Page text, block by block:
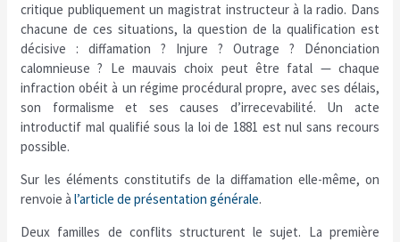
critique publiquement un magistrat instructeur à la radio. Dans
chacune de ces situations, la question de la qualification est
décisive : diffamation ? Injure ? Outrage ? Dénonciation
calomnieuse ? Le mauvais choix peut être fatal — chaque
infraction obéit à un régime procédural propre, avec ses délais,
son formalisme et ses causes d’irrecevabilité. Un acte
introductif mal qualifié sous la loi de 1881 est nul sans recours
possible.
Sur les éléments constitutifs de la diffamation elle-même, on
renvoie àl’article de présentation générale.
Deux familles de conflits structurent le sujet. La première